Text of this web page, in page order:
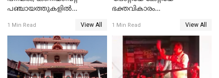
പഞ്ചായത്തുകളിൽ
സ്ഥാപനങ്ങൾക്ക് അവധി
1 Min Read View All
ഭക്തവികാരം
ഡിജിപിക്ക് പരാതി; ശക്തമായ
നടപടി വേണമെന്നു
സിപിഐഎമ്മും
1 Min Read View All